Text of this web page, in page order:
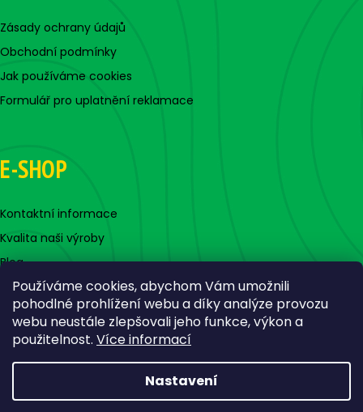
Používáme cookies, abychom Vám umožnili
pohodlné prohlížení webu a díky analýze provozu
webu neustále zlepšovali jeho funkce, výkon a
použitelnost. Více informací
Nastavení
Zásady ochrany údajů
Obchodní podmínky
Jak používáme cookies
Formulář pro uplatnění reklamace
E-SHOP
Kontaktní informace
Kvalita naši výroby
Blog